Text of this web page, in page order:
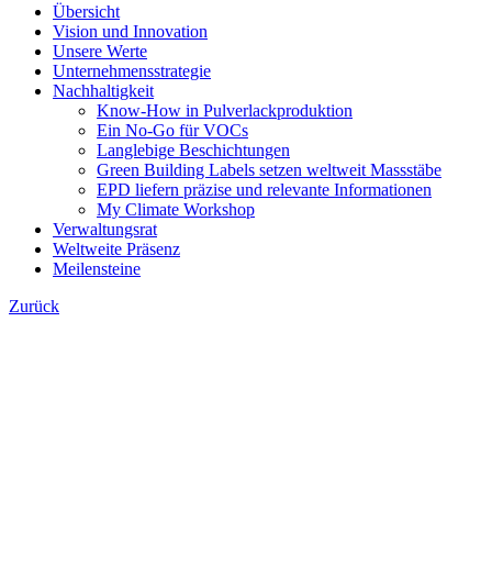
Übersicht
Vision und Innovation
Unsere Werte
Unternehmensstrategie
Nachhaltigkeit
Know-How in Pulverlackproduktion
Ein No-Go für VOCs
Langlebige Beschichtungen
Green Building Labels setzen weltweit Massstäbe
EPD liefern präzise und relevante Informationen
My Climate Workshop
Verwaltungsrat
Weltweite Präsenz
Meilensteine
Zurück